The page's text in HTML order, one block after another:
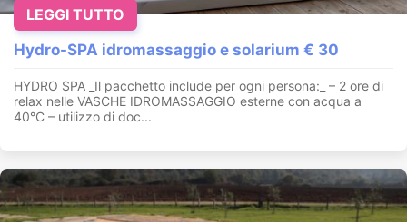
Hydro-SPA idromassaggio e solarium € 30
HYDRO SPA _Il pacchetto include per ogni persona:_ – 2 ore di
relax nelle VASCHE IDROMASSAGGIO esterne con acqua a
40°C – utilizzo di doc...
LEGGI TUTTO